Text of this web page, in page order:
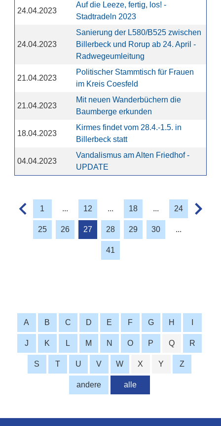
24.04.2023
Auf die Leeze, fertig, los! -
Stadtradeln 2023
24.04.2023
Sanierung der L580/B525 zwischen
Billerbeck und Rorup ab 24. April -
Radwegeumleitung
21.04.2023
Politischer Stammtisch für Frauen
im Kreis Coesfeld
21.04.2023
Mit neuen Wanderbüchern die
Baumberge erkunden
18.04.2023
Kirmes findet vom 28.4.-1.5. in
Billerbeck statt
04.04.2023
Vandalismus am Alten Friedhof -
UPDATE
1 ... 12 ... 18 ... 24
25 26 27 28 29 30 ...
41
alle
A B C D E F G H
J K L M N O P Q R
S T U V W X Y Z
andere